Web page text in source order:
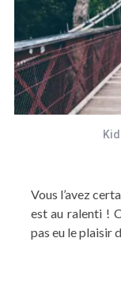
Vous l’avez
est au ralenti !
pas eu le plaisir